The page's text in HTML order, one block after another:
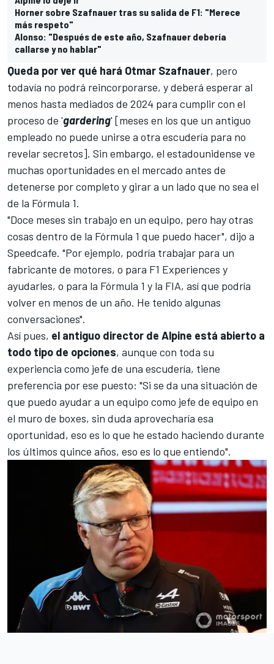
Horner sobre Szafnauer tras su salida de F1: "Merece
más respeto"
Alonso: "Después de este año, Szafnauer debería
callarse y no hablar"
Queda por ver qué hará Otmar Szafnauer, pero
todavía no podrá reincorporarse, y deberá esperar al
menos hasta mediados de 2024 para cumplir con el
proceso de 'gardering' [meses en los que un antiguo
empleado no puede unirse a otra escudería para no
revelar secretos]. Sin embargo, el estadounidense ve
muchas oportunidades en el mercado antes de
detenerse por completo y girar a un lado que no sea el
de la Fórmula 1.
"Doce meses sin trabajo en un equipo, pero hay otras
cosas dentro de la Fórmula 1 que puedo hacer", dijo a
Speedcafe. "Por ejemplo, podría trabajar para un
fabricante de motores, o para F1 Experiences y
ayudarles, o para la Fórmula 1 y la FIA, así que podría
volver en menos de un año. He tenido algunas
conversaciones".
Así pues, el antiguo director de Alpine está abierto a
todo tipo de opciones, aunque con toda su
experiencia como jefe de una escudería, tiene
preferencia por ese puesto: "Si se da una situación de
que puedo ayudar a un equipo como jefe de equipo en
el muro de boxes, sin duda aprovecharía esa
oportunidad, eso es lo que he estado haciendo durante
los últimos quince años, eso es lo que entiendo".